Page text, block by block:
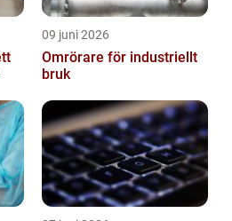
09 juni 2026
Omrörare för industriellt
bruk